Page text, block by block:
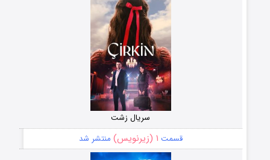
سریال زشت
قسمت ۱ (زیرنویس) منتشر شد